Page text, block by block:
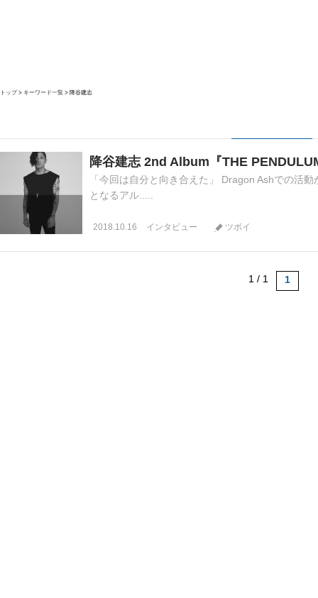
トップ キーワード一覧 降谷建志
降谷建志 2nd Album『THE
「今回は自分と向き合えた」 Dragon Ashでの活
となるアル.....
2018.10.16 インタビュー ツボイ
1 / 1 1